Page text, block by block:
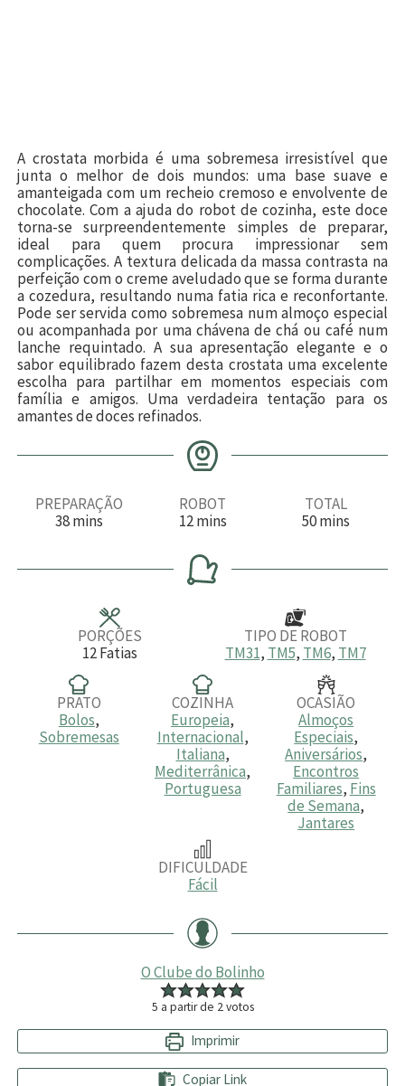
A crostata morbida é uma sobremesa irresistível que
junta o melhor de dois mundos: uma base suave e
amanteigada com um recheio cremoso e envolvente de
chocolate. Com a ajuda do robot de cozinha, este doce
torna-se surpreendentemente simples de preparar,
ideal para quem procura impressionar sem
complicações. A textura delicada da massa contrasta na
perfeição com o creme aveludado que se forma durante
a cozedura, resultando numa fatia rica e reconfortante.
Pode ser servida como sobremesa num almoço especial
ou acompanhada por uma chávena de chá ou café num
lanche requintado. A sua apresentação elegante e o
sabor equilibrado fazem desta crostata uma excelente
escolha para partilhar em momentos especiais com
família e amigos. Uma verdadeira tentação para os
amantes de doces refinados.
PREPARAÇÃO
38m
u
mins
ROBOT
12m
n
u
t
mins
TOTAL
50m
u
mins
PORÇÕES
12Fatias
TIPO DE ROBOT
TM31, TM5, TM6, TM7
PRATO
Bolos,
Sobremesas
COZINHA
Europeia,
Internacional,
Italiana,
Mediterrânica,
Portuguesa
OCASIÃO
Almoços
Especiais,
Aniversários,
Encontros
Familiares, Fins
de Semana,
Jantares
DIFICULDADE
Fácil
O Clube do Bolinho
5 a partir de 2votos
Imprimir
Copiar Link